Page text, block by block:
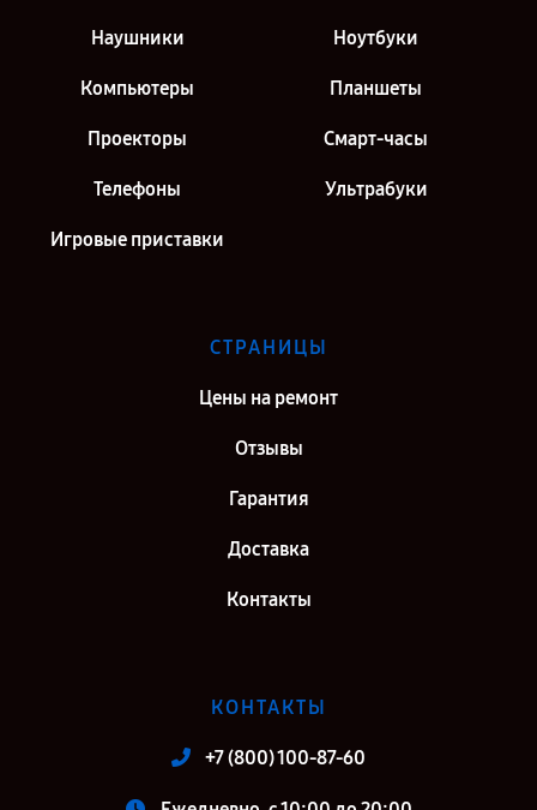
Наушники Ноутбуки
Компьютеры Планшеты
Проекторы Смарт-часы
Телефоны Ультрабуки
Игровые приставки
СТРАНИЦЫ
Цены на ремонт
Отзывы
Гарантия
Доставка
Контакты
КОНТАКТЫ
+7 (800) 100-87-60